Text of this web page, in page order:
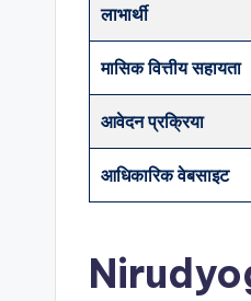
लाभार्थी
मासिक वित्तीय सहायता
आवेदन प्रक्रिया
आधिकारिक वेबसाइट